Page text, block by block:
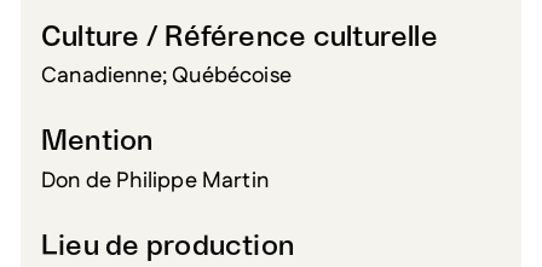
Culture / Référence culturelle
Canadienne; Québécoise
Mention
Don de Philippe Martin
Lieu de production